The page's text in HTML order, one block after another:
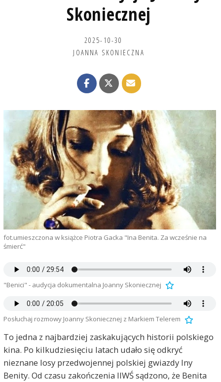
Skoniecznej
2025-10-30
JOANNA SKONIECZNA
fot.umieszczona w książce Piotra Gacka "Ina Benita. Za wcześnie na
śmierć"
"Benici" - audycja dokumentalna Joanny Skoniecznej
Posłuchaj rozmowy Joanny Skoniecznej z Markiem Telerem
To jedna z najbardziej zaskakujących historii polskiego
kina. Po kilkudziesięciu latach udało się odkryć
nieznane losy przedwojennej polskiej gwiazdy Iny
Benity. Od czasu zakończenia IIWŚ sądzono, że Benita